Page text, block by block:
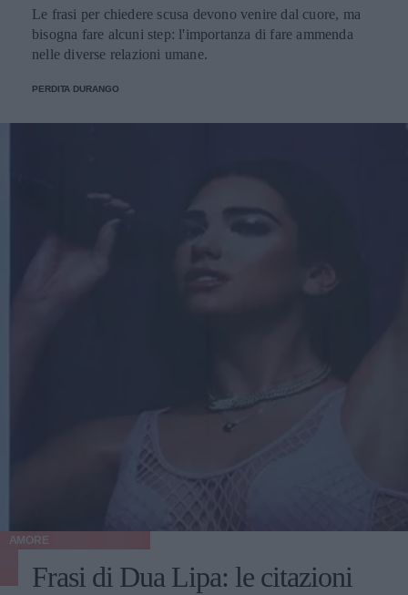
Le frasi per chiedere scusa devono venire dal cuore, ma
bisogna fare alcuni step: l'importanza di fare ammenda
nelle diverse relazioni umane.
PERDITA DURANGO
AMORE
Frasi di Dua Lipa: le citazioni